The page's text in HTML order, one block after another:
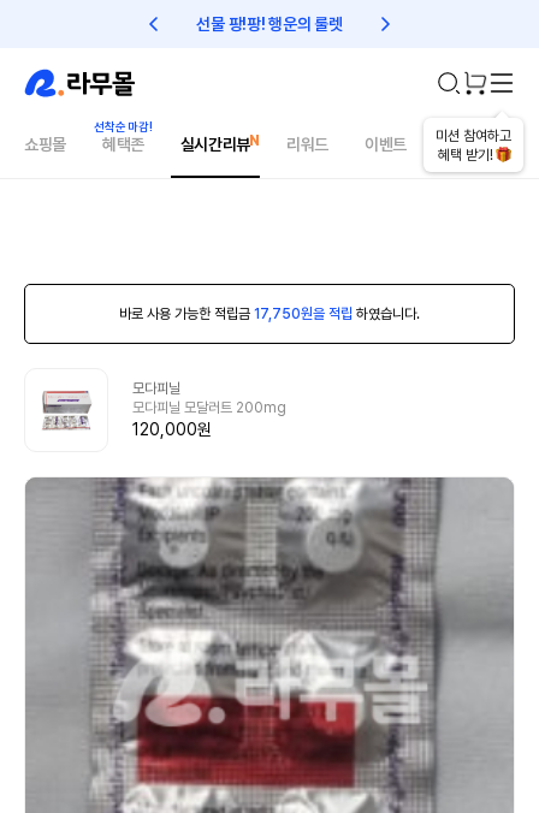
선물 팡!팡! 행운의 룰렛 친구초대 1만원 리워드!
미션 참여하고
혜택 받기!
쇼핑몰 혜택존 실시간리뷰 리워드 이벤트 건강매거진
바로 사용 가능한 적립금 17,750원을 적립 하였습니다.
모다피닐
모다피닐 모달러트 200mg
120,000원